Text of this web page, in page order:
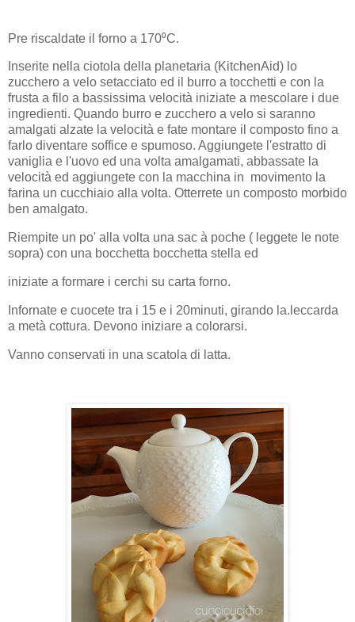
Pre riscaldate il forno a 170⁰C.
Inserite nella ciotola della planetaria (KitchenAid) lo
zucchero a velo setacciato ed il burro a tocchetti e con la
frusta a filo a bassissima velocità iniziate a mescolare i due
ingredienti. Quando burro e zucchero a velo si saranno
amalgati alzate la velocità e fate montare il composto fino a
farlo diventare soffice e spumoso. Aggiungete l'estratto di
vaniglia e l'uovo ed una volta amalgamati, abbassate la
velocità ed aggiungete con la macchina in movimento la
farina un cucchiaio alla volta. Otterrete un composto morbido
ben amalgato.
Riempite un po' alla volta una sac à poche ( leggete le note
sopra) con una bocchetta bocchetta stella ed
iniziate a formare i cerchi su carta forno.
Infornate e cuocete tra i 15 e i 20minuti, girando la.leccarda
a metà cottura. Devono iniziare a colorarsi.
Vanno conservati in una scatola di latta.